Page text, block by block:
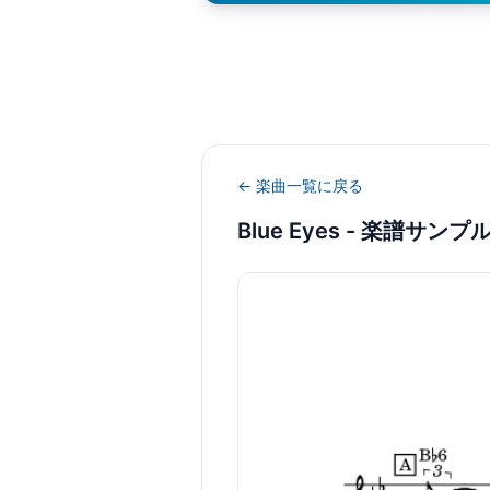
← 楽曲一覧に戻る
Blue Eyes - 楽譜サンプ